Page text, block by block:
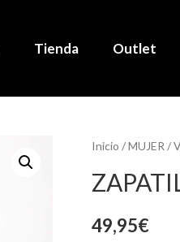
Tienda Outlet
Inicio /MUJER /
49,95€